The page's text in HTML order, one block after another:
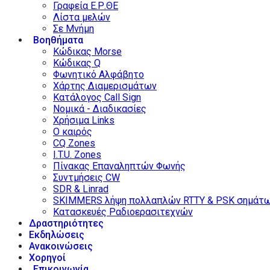
Γραφεία Ε.Ρ.ΘΕ
Λίστα μελών
Σε Μνήμη
Βοηθήματα
Κώδικας Morse
Κώδικας Q
Φωνητικό Αλφάβητο
Χάρτης Διαμερισμάτων
Κατάλογος Call Sign
Νομικά - Διαδικασίες
Χρήσιμα Links
Ο καιρός
CQ Zones
I.T.U. Zones
Πίνακας Επαναληπτών Φωνής
Συντμήσεις CW
SDR & Linrad
SKIMMERS λήψη πολλαπλών RTTY & PSK
Κατασκευές Ραδιοερασιτεχνών
Δραστηριότητες
Εκδηλώσεις
Ανακοινώσεις
Χορηγοί